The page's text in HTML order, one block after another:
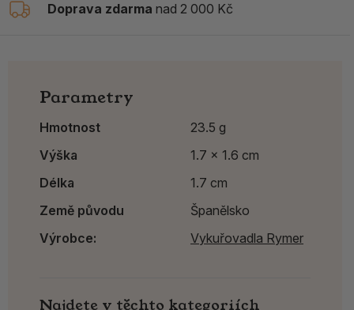
Doprava zdarma nad 2 000 Kč
Parametry
Hmotnost
23.5 g
Výška
1.7 x 1.6 cm
Délka
1.7 cm
Země původu
Španělsko
Výrobce:
Vykuřovadla Rymer
Najdete v těchto kategoriích